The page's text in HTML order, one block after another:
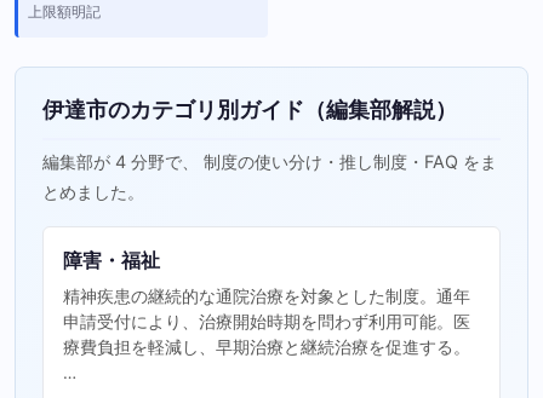
上限額明記
伊達市のカテゴリ別ガイド（編集部解説）
編集部が 4 分野で、 制度の使い分け・推し制度・FAQ をま
とめました。
障害・福祉
精神疾患の継続的な通院治療を対象とした制度。通年
申請受付により、治療開始時期を問わず利用可能。医
療費負担を軽減し、早期治療と継続治療を促進する。
…